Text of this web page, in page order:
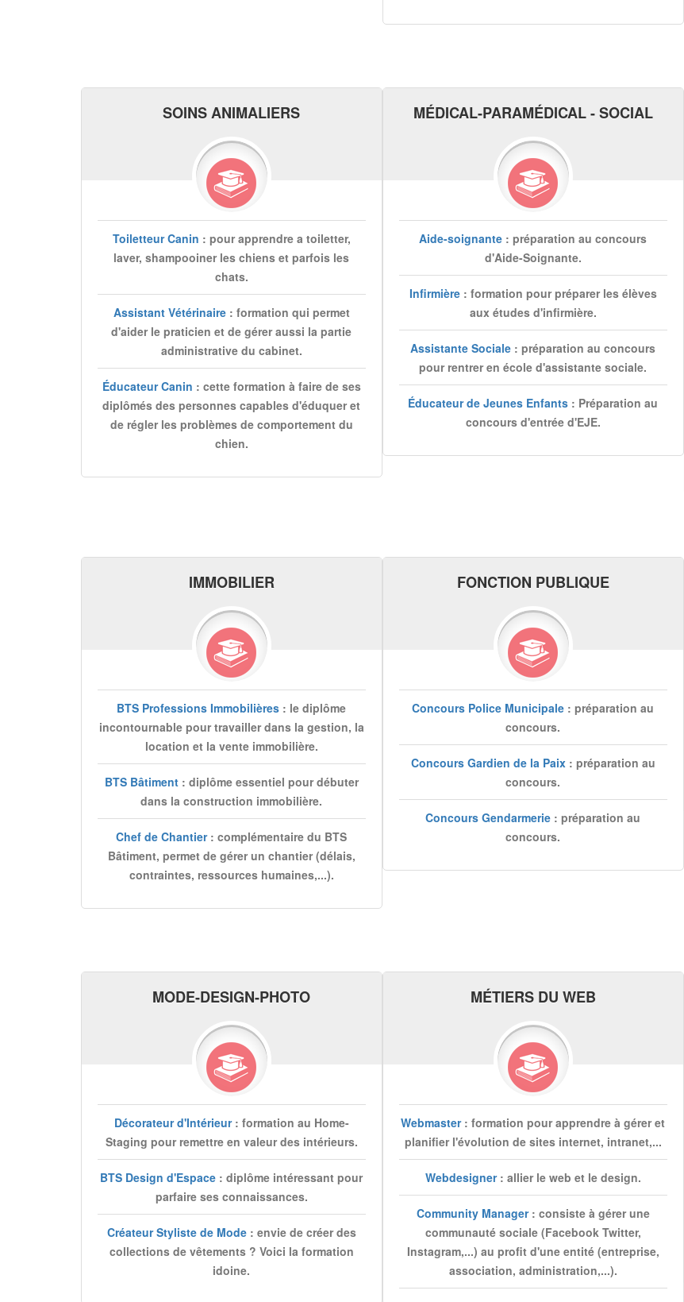
SOINS ANIMALIERS
Toiletteur Canin : pour apprendre a toiletter,
laver, shampooiner les chiens et parfois les
chats.
Assistant Vétérinaire: formation qui permet
d'aider le praticien et de gérer aussi la partie
administrative du cabinet.
Éducateur Canin : cette formation à faire de ses
diplômés des personnes capables d'éduquer et
de régler les problèmes de comportement du
chien.
MÉDICAL-PARAMÉDICAL - SOCIAL
Aide-soignante : préparation au concours
d'Aide-Soignante.
Infirmière: formation pour préparer les élèves
aux études d'infirmière.
Assistante Sociale : préparation au concours
pour rentrer en école d'assistante sociale.
Éducateur de Jeunes Enfants : Préparation au
concours d'entrée d'EJE.
IMMOBILIER
BTS Professions Immobilières : le diplôme
incontournable pour travailler dans la gestion, la
location et la vente immobilière.
BTS Bâtiment: diplôme essentiel pour débuter
dans la construction immobilière.
Chef de Chantier: complémentaire du BTS
Bâtiment, permet de gérer un chantier (délais,
contraintes, ressources humaines,...).
FONCTION PUBLIQUE
Concours Police Municipale : préparation au
concours.
Concours Gardien de la Paix: préparation au
concours.
Concours Gendarmerie : préparation au
concours.
MODE-DESIGN-PHOTO
Décorateur d'Intérieur: formation au Home-
Staging pour remettre en valeur des intérieurs.
BTS Design d'Espace : diplôme intéressant pour
parfaire ses connaissances.
Créateur Styliste de Mode: envie de créer des
collections de vêtements ? Voici la formation
idoine.
MÉTIERS DU WEB
Webmaster: formation pour apprendre à gérer et
planifier l'évolution de sites internet, intranet,...
Webdesigner: allier le web et le design.
Community Manager: consiste à gérer une
communauté sociale (Facebook Twitter,
Instagram,...) au profit d'une entité (entreprise,
association, administration,...).